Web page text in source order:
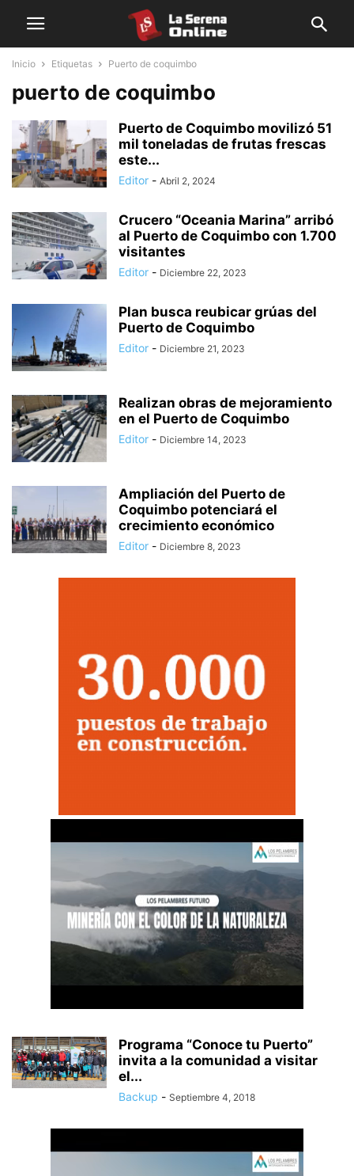
Inicio Etiquetas Puerto de coquimbo
puerto de coquimbo
Puerto de Coquimbo movilizó 51
mil toneladas de frutas frescas
este...
Editor - Abril 2, 2024
Crucero “Oceania Marina” arribó
al Puerto de Coquimbo con 1.700
visitantes
Editor - Diciembre 22, 2023
Plan busca reubicar grúas del
Puerto de Coquimbo
Editor - Diciembre 21, 2023
Realizan obras de mejoramiento
en el Puerto de Coquimbo
Editor - Diciembre 14, 2023
Ampliación del Puerto de
Coquimbo potenciará el
crecimiento económico
Editor - Diciembre 8, 2023
Programa “Conoce tu Puerto”
invita a la comunidad a visitar
el...
Backup - Septiembre 4, 2018